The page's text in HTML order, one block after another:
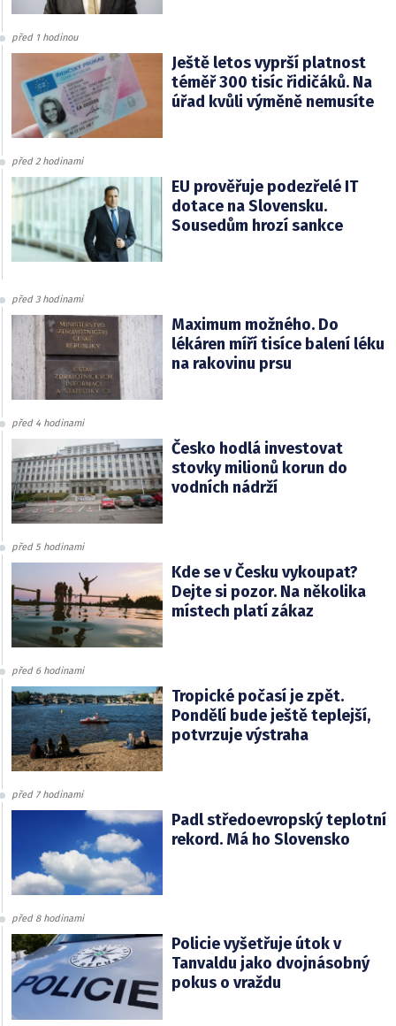
před 1 hodinou
Ještě letos vyprší platnost
téměř 300 tisíc řidičáků. Na
úřad kvůli výměně nemusíte
před 2 hodinami
EU prověřuje podezřelé IT
dotace na Slovensku.
Sousedům hrozí sankce
před 3 hodinami
Maximum možného. Do
lékáren míří tisíce balení léku
na rakovinu prsu
před 4 hodinami
Česko hodlá investovat
stovky milionů korun do
vodních nádrží
před 5 hodinami
Kde se v Česku vykoupat?
Dejte si pozor. Na několika
místech platí zákaz
před 6 hodinami
Tropické počasí je zpět.
Pondělí bude ještě teplejší,
potvrzuje výstraha
před 7 hodinami
Padl středoevropský teplotní
rekord. Má ho Slovensko
před 8 hodinami
Policie vyšetřuje útok v
Tanvaldu jako dvojnásobný
pokus o vraždu